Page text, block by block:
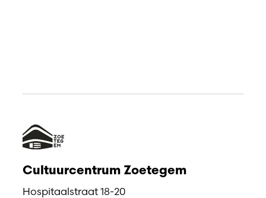
Cultuurcentrum Zoetegem
Hospitaalstraat 18-20